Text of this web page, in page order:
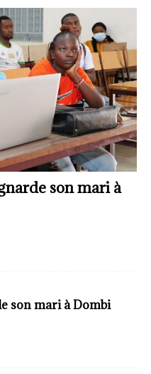
son mari à
son mari à Dombi